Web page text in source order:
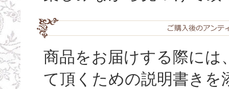
商品をお届けする際には
て頂くための説明書きを